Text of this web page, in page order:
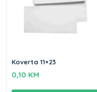
Koverta 11×23
0,10 KM